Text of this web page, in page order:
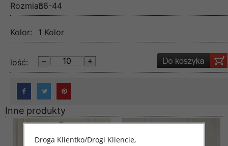
Rozmiar:36-44
Kolor: 1 Kolor
lość:
Inne produkty
Droga Klientko/Drogi Kliencie,